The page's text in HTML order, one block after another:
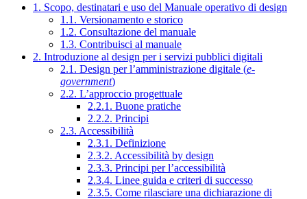
1. Scopo, destinatari e uso del Manuale operativo di design
1.1. Versionamento e storico
1.2. Consultazione del manuale
1.3. Contribuisci al manuale
2. Introduzione al design per i servizi pubblici digitali
2.1. Design per l’amministrazione digitale (e-
government)
2.2. L’approccio progettuale
2.2.1. Buone pratiche
2.2.2. Principi
2.3. Accessibilità
2.3.1. Definizione
2.3.2. Accessibilità by design
2.3.3. Principi per l’accessibilità
2.3.4. Linee guida e criteri di successo
2.3.5. Come rilasciare una dichiarazione di